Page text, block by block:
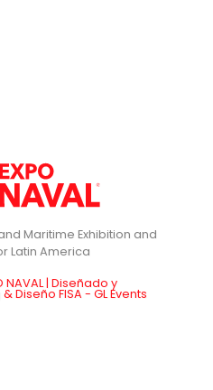
Maritime Exhibition and
| Diseñado y
Diseño FISA - GL Events